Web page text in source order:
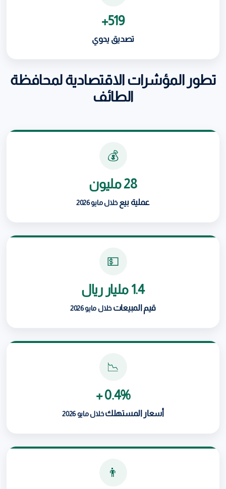
519+
تصديق يدوي
تطور المؤشرات الاقتصادية لمحافظة
الطائف
💰
28 مليون
عملية بيعخلال مايو 2026
💵
1.4 مليار ريال
قيم المبيعاتخلال مايو 2026
📉
0.4% +
أسعار المستهلكخلال مايو 2026
👨